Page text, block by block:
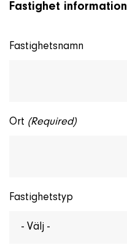
Fastighet information
Fastighetsnamn
Ort (Required)
Fastighetstyp